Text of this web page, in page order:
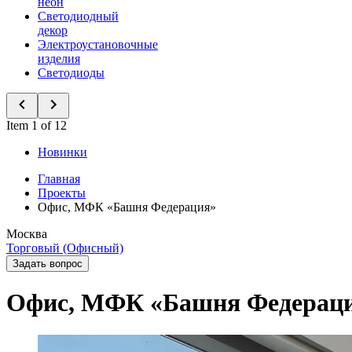
Светодиодный
декор
Электроустановочные
изделия
Светодиоды
Item 1 of 12
Новинки
Главная
Проекты
Офис, МФК «Башня Федерация»
Москва
Торговый (Офисный)
Задать вопрос
Офис, МФК «Башня